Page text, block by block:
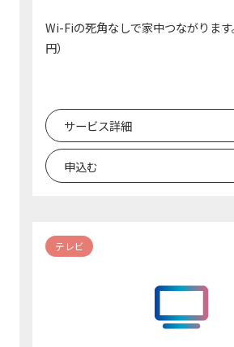
Wi-Fiの死角なしで家中つながりま
円）
サービス詳細
申込む
テレビ